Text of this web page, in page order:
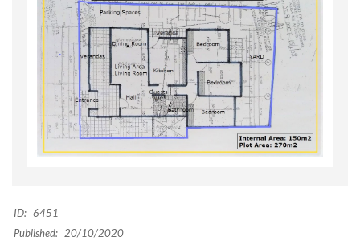
ID: 6451
Published: 20/10/2020